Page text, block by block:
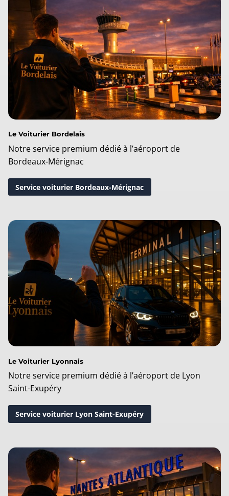
Le Voiturier Bordelais
Notre service premium dédié à l’aéroport de
Bordeaux-Mérignac
Service voiturier Bordeaux-Mérignac
Le Voiturier Lyonnais
Notre service premium dédié à l’aéroport de Lyon
Saint-Exupéry
Service voiturier Lyon Saint-Exupéry